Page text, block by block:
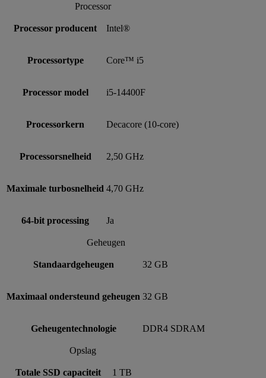
Processor
Processor producent Intel®
Processortype Core™ i5
Processor model i5-14400F
Processorkern Decacore (10-core)
Processorsnelheid 2,50 GHz
Maximale turbosnelheid 4,70 GHz
64-bit processing Ja
Geheugen
Standaardgeheugen 32 GB
Maximaal ondersteund geheugen 32 GB
Geheugentechnologie DDR4 SDRAM
Opslag
Totale SSD capaciteit 1 TB